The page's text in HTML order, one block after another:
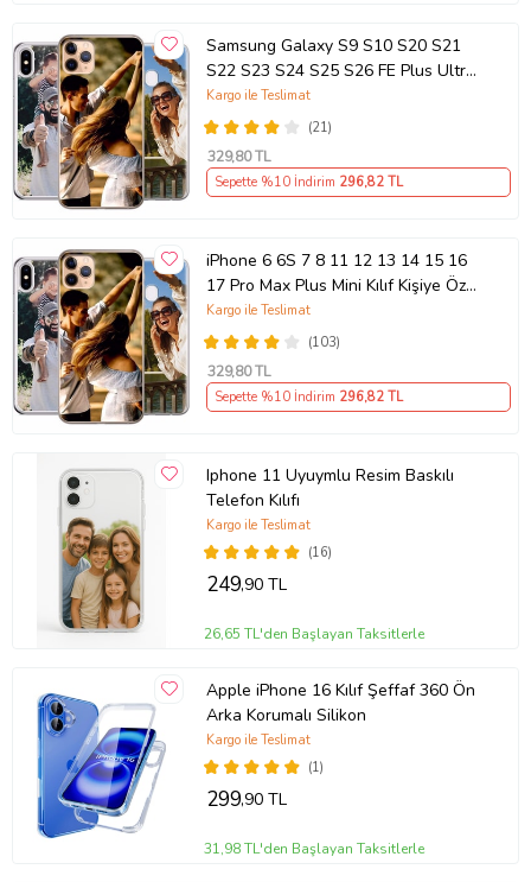
Samsung Galaxy S9 S10 S20 S21
S22 S23 S24 S25 S26 FE Plus Ultra
Kılıf Kişiye Özel Resimli Fotoğraflı
Silikon
(21)
Kargo ile Teslimat
329,80 TL
Sepette %10 İndirim 296,82 TL
iPhone 6 6S 7 8 11 12 13 14 15 16
17 Pro Max Plus Mini Kılıf Kişiye Özel
Resimli Fotoğraflı Silikon
(103)
Kargo ile Teslimat
329,80 TL
Sepette %10 İndirim 296,82 TL
Iphone 11 Uyuymlu Resim Baskılı
Telefon Kılıfı
(16)
Kargo ile Teslimat
249,90 TL
26,65 TL'den Başlayan Taksitlerle
Apple iPhone 16 Kılıf Şeffaf 360 Ön
Arka Korumalı Silikon
(1)
Kargo ile Teslimat
299,90 TL
31,98 TL'den Başlayan Taksitlerle